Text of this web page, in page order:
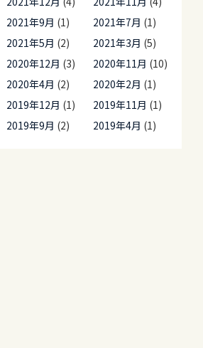
2021年9月 (1) 2021年7月 (1)
2021年5月 (2) 2021年3月 (5)
2020年12月 (3) 2020年11月 (10)
2020年4月 (2) 2020年2月 (1)
2019年12月 (1) 2019年11月 (1)
2019年9月 (2) 2019年4月 (1)